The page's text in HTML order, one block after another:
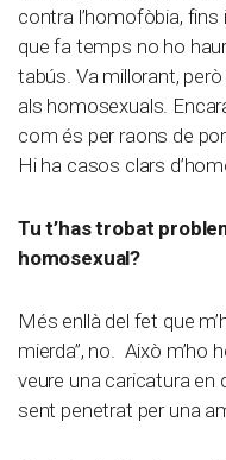
contra l’homofòbia,
que fa temps no ho
tabús. Va millorant,
als homosexuals.
com és per raons de
Hi ha casos clars
Tu t’has trobat
homosexual?
Més enllà del fet que
mierda”, no. Això m’ho
veure una caricatura en
sent penetrat per una